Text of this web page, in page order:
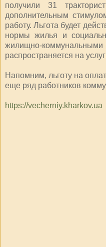
получили 31
дополнительным
работу. Льгота будет
нормы жилья и
жилищно-коммунальными
распространяется на
Напомним, льготу на
еще ряд работников
https://vecherniy.kharkov.ua